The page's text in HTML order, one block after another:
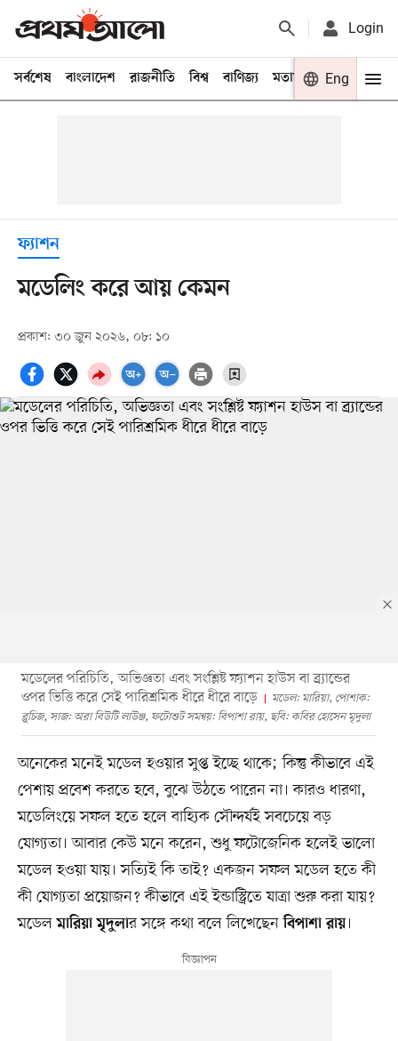
Login
সর্বশেষ বাংলাদেশ রাজনীতি বিশ্ব বাণিজ্য মতামত খেলা
Eng
ফ্যাশন
মডেলিং করে আয় কেমন
প্রকাশ: ৩০ জুন ২০২৬, ০৮: ১০
মডেলের পরিচিতি, অভিজ্ঞতা এবং সংশ্লিষ্ট ফ্যাশন হাউস বা ব্র্যান্ডের
ওপর ভিত্তি করে সেই পারিশ্রমিক ধীরে ধীরে বাড়ে
মডেল: মারিয়া, পোশাক:
ব্লুচিজ, সাজ: অরা বিউটি লাউঞ্জ, ফটোশুট সমন্বয়: বিপাশা রায়, ছবি: কবির হোসেন মৃদুলা
অনেকের মনেই মডেল হওয়ার সুপ্ত ইচ্ছে থাকে; কিন্তু কীভাবে এই
পেশায় প্রবেশ করতে হবে, বুঝে উঠতে পারেন না। কারও ধারণা,
মডেলিংয়ে সফল হতে হলে বাহ্যিক সৌন্দর্যই সবচেয়ে বড়
যোগ্যতা। আবার কেউ মনে করেন, শুধু ফটোজেনিক হলেই ভালো
মডেল হওয়া যায়। সত্যিই কি তাই? একজন সফল মডেল হতে কী
কী যোগ্যতা প্রয়োজন? কীভাবে এই ইন্ডাস্ট্রিতে যাত্রা শুরু করা যায়?
মডেলমারিয়া মৃদুলার সঙ্গে কথা বলে লিখেছেনবিপাশা রায়।